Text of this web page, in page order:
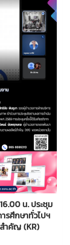
น. ประชุม
รศึกษาทั่วไปฯ
ำคัญ (KR)